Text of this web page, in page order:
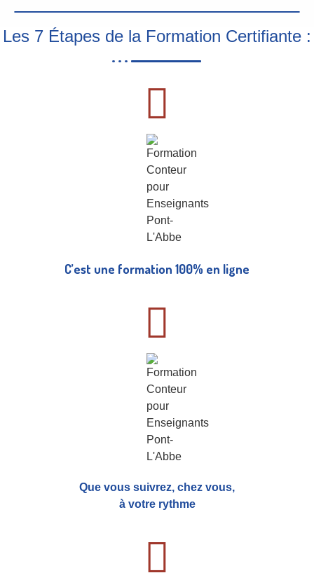
Les 7 Étapes de la Formation Certifiante :
C’est une formation 100% en ligne
Que vous suivrez, chez vous,
à votre rythme